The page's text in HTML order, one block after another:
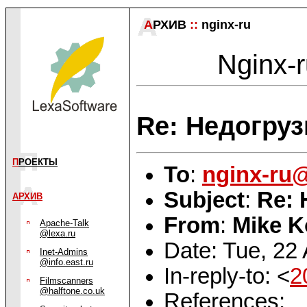
П РОЕКТЫ
АРХИВ
Apache-Talk
@lexa.ru
Inet-Admins
@info.east.ru
Filmscanners
@halftone.co.uk
АРХИВ :: nginx-ru
Nginx-
Re:
To: nginx-
Subject: Re:
From: Mike
Date: Tue, 22
In-reply-to: <
References: